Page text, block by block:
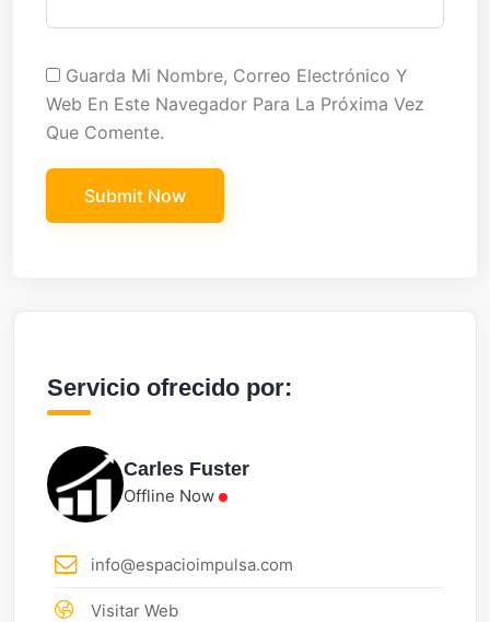
Guarda Mi Nombre, Correo Electrónico Y
Web En Este Navegador Para La Próxima Vez
Que Comente.
Servicio ofrecido por:
Carles Fuster
Offline Now
info@espacioimpulsa.com
Visitar Web